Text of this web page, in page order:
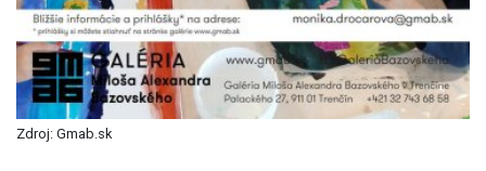
Zdroj: Gmab.sk